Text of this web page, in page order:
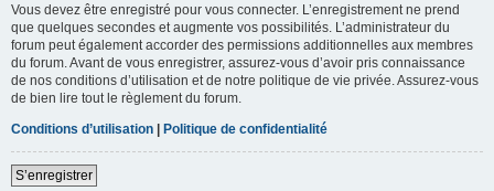
Vous devez être enregistré pour vous connecter. L’enregistrement ne prend
que quelques secondes et augmente vos possibilités. L’administrateur du
forum peut également accorder des permissions additionnelles aux membres
du forum. Avant de vous enregistrer, assurez-vous d’avoir pris connaissance
de nos conditions d’utilisation et de notre politique de vie privée. Assurez-vous
de bien lire tout le règlement du forum.
Conditions d’utilisation | Politique de confidentialité
S’enregistrer